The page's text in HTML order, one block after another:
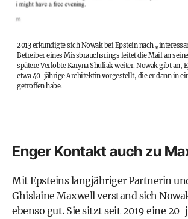
2013 erkundigte sich Nowak bei Epstein nach
Betreiber eines Missbrauchsrings leitet die Mail an
spätere Verlobte Karyna Shuliak weiter. Nowak gibt an,
etwa 40-jährige Architektin vorgestellt, die er dann in
getroffen habe.
Enger Kontakt auch zu
Mit Epsteins langjähriger Partnerin
Ghislaine Maxwell verstand sich
ebenso gut. Sie sitzt seit 2019 eine